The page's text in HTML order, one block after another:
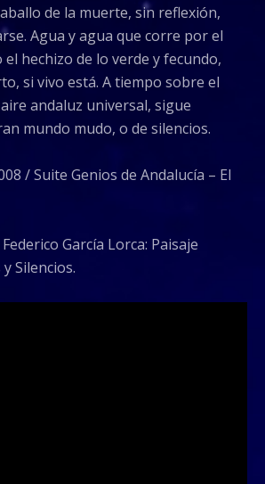
de la muerte, sin reflexión,
Agua y agua que corre por el
hechizo de lo verde y fecundo,
si vivo está. A tiempo sobre el
andaluz universal, sigue
mundo mudo, o de silencios.
/ Suite Genios de Andalucía – El
García Lorca: Paisaje
Silencios.